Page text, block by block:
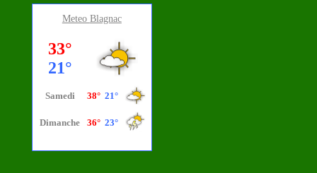
Meteo Blagnac